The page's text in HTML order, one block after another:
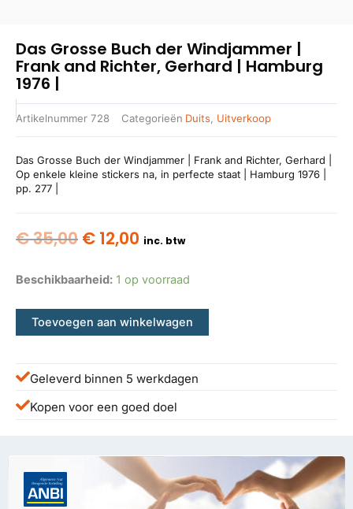
Das Grosse Buch der Windjammer |
Frank and Richter, Gerhard | Hamburg
1976 |
Artikelnummer 728 Categorieën Duits Uitverkoop
Das Grosse Buch der Windjammer | Frank and Richter, Gerhard |
Op enkele kleine stickers na, in perfecte staat | Hamburg 1976 |
pp. 277 |
€35,00 Oorspronkelijke
was:
€ 12,00 Huidige
is:
inc. btw
Beschikbaarheid: 1 op voorraad
Toevoegen aan winkelwagen
Geleverd binnen 5 werkdagen
Kopen voor een goed doel